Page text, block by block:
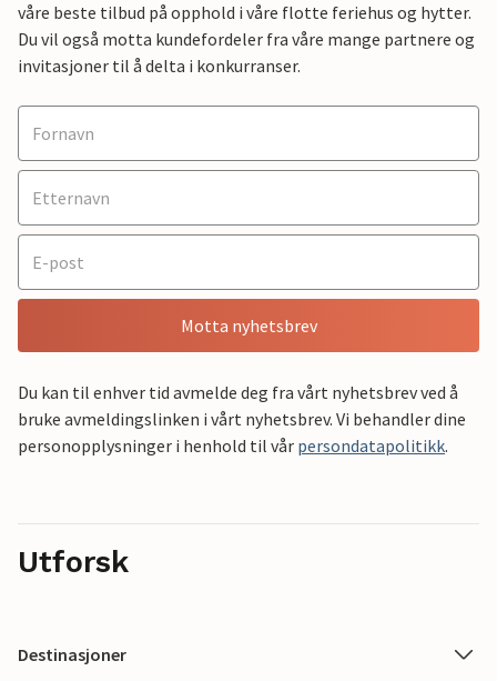
våre beste tilbud på opphold i våre flotte feriehus og hytter.
Du vil også motta kundefordeler fra våre mange partnere og
invitasjoner til å delta i konkurranser.
Motta nyhetsbrev
Du kan til enhver tid avmelde deg fra vårt nyhetsbrev ved å
bruke avmeldingslinken i vårt nyhetsbrev. Vi behandler dine
personopplysninger i henhold til vår persondatapolitikk.
Utforsk
Destinasjoner